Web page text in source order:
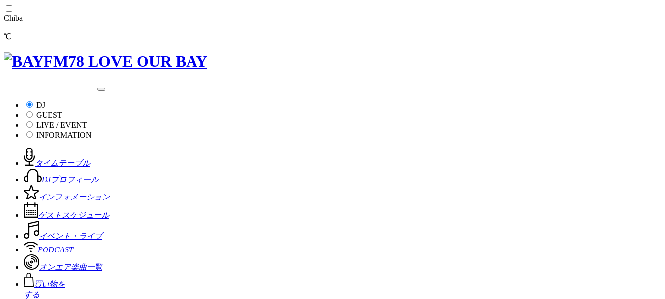
Chiba
℃
DJ
GUEST
LIVE / EVENT
INFORMATION
タイムテーブル
DJプロフィール
インフォメーション
ゲストスケジュール
イベント・ライブ
PODCAST
オンエア楽曲一覧
買い物を
する